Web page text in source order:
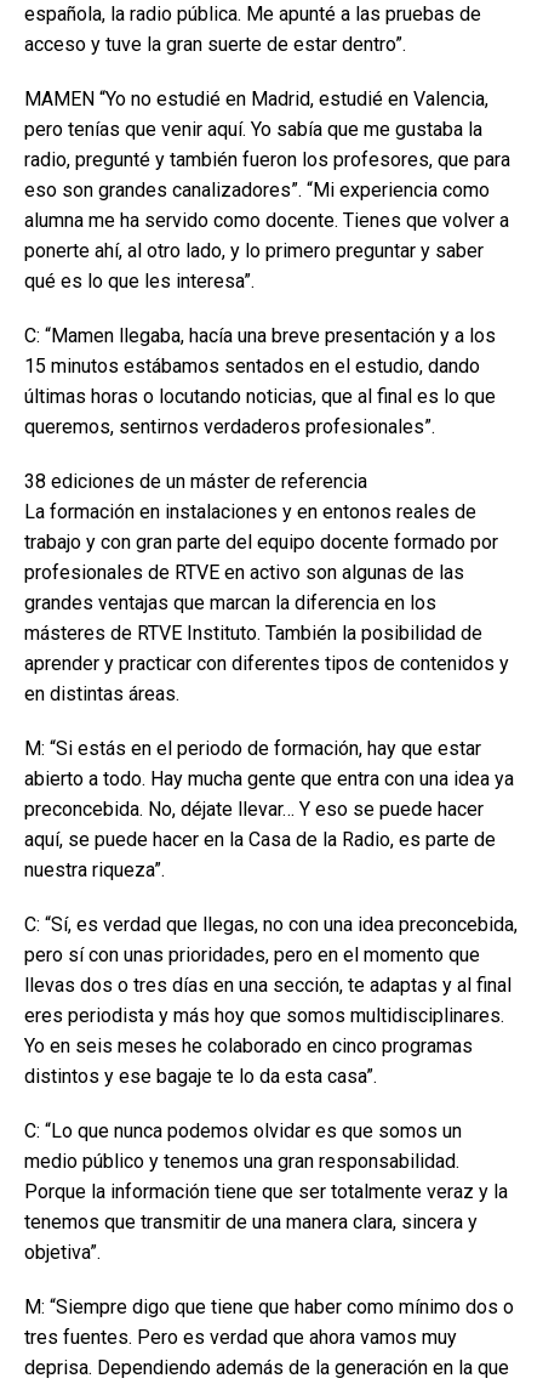
española, la radio pública. Me apunté a las pruebas de
acceso y tuve la gran suerte de estar dentro”.
MAMEN “Yo no estudié en Madrid, estudié en Valencia,
pero tenías que venir aquí. Yo sabía que me gustaba la
radio, pregunté y también fueron los profesores, que para
eso son grandes canalizadores”. “Mi experiencia como
alumna me ha servido como docente. Tienes que volver a
ponerte ahí, al otro lado, y lo primero preguntar y saber
qué es lo que les interesa”.
C: “Mamen llegaba, hacía una breve presentación y a los
15 minutos estábamos sentados en el estudio, dando
últimas horas o locutando noticias, que al final es lo que
queremos, sentirnos verdaderos profesionales”.
38 ediciones de un máster de referencia
La formación en instalaciones y en entonos reales de
trabajo y con gran parte del equipo docente formado por
profesionales de RTVE en activo son algunas de las
grandes ventajas que marcan la diferencia en los
másteres de RTVE Instituto. También la posibilidad de
aprender y practicar con diferentes tipos de contenidos y
en distintas áreas.
M: “Si estás en el periodo de formación, hay que estar
abierto a todo. Hay mucha gente que entra con una idea ya
preconcebida. No, déjate llevar… Y eso se puede hacer
aquí, se puede hacer en la Casa de la Radio, es parte de
nuestra riqueza”.
C: “Sí, es verdad que llegas, no con una idea preconcebida,
pero sí con unas prioridades, pero en el momento que
llevas dos o tres días en una sección, te adaptas y al final
eres periodista y más hoy que somos multidisciplinares.
Yo en seis meses he colaborado en cinco programas
distintos y ese bagaje te lo da esta casa”.
C: “Lo que nunca podemos olvidar es que somos un
medio público y tenemos una gran responsabilidad.
Porque la información tiene que ser totalmente veraz y la
tenemos que transmitir de una manera clara, sincera y
objetiva”.
M: “Siempre digo que tiene que haber como mínimo dos o
tres fuentes. Pero es verdad que ahora vamos muy
deprisa. Dependiendo además de la generación en la que